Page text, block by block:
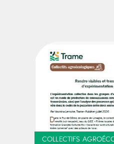
COLLECTIFS